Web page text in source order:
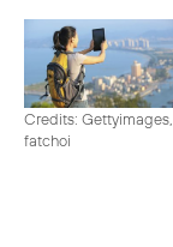
Credits: Gettyimages,
fatchoi